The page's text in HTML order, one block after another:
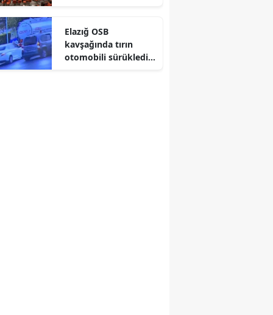
Van
Yozgat
Elazığ OSB
kavşağında tırın
otomobili sürüklediği